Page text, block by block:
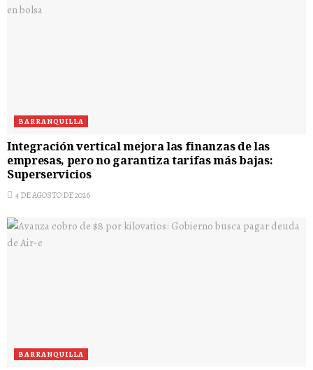
BARRANQUILLA
Integración vertical mejora las finanzas de las
empresas, pero no garantiza tarifas más bajas:
Superservicios
4 DE AGOSTO DE 2026
BARRANQUILLA